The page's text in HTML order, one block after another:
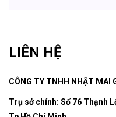
LIÊN HỆ
CÔNG TY TNHH NHẬT MAI
Trụ sở chính: Số 76 Thạnh